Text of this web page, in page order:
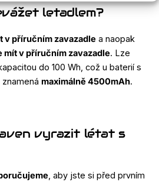
letadlem?
v příručním zavazadle a naopak
mít v příručním zavazadle. Lze
do 100 Wh, což u baterií s
maximálně 4500mAh.
vyrazit létat s
, aby jste si před prvním